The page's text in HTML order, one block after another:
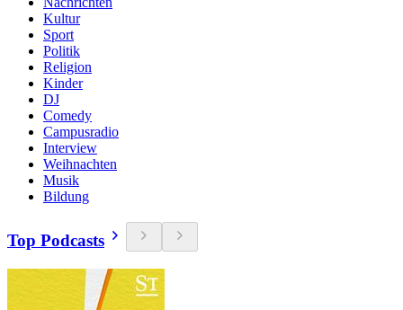
Kultur
Sport
Politik
Religion
Kinder
DJ
Comedy
Campusradio
Interview
Weihnachten
Musik
Bildung
Top Podcasts